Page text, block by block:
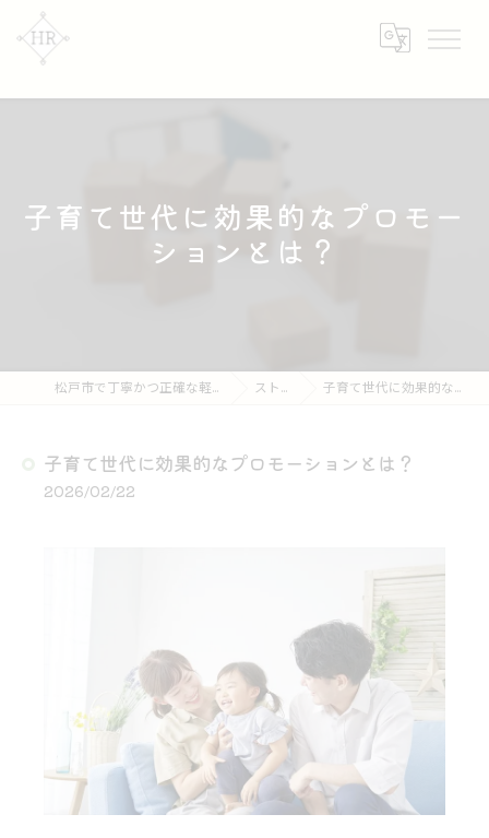
子育て世代に効果的なプロモー
ションとは？
松戸市で丁寧かつ正確な軽作業なら【株式会社HR】 ストーリー 子育て世代に効果的なプロモーションとは？
子育て世代に効果的なプロモーションとは？
2026/02/22